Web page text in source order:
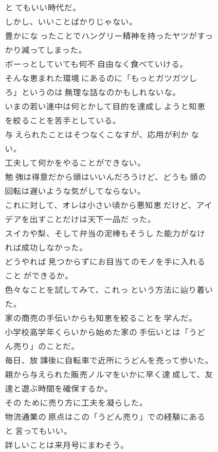
と てもいい時代だ。
しかし、いいことばかりじゃない。
豊かにな ったことでハングリー精神を持ったヤツがすっ
かり減ってしまった。
ボーっとしていても何不 自由なく食べていける。
そんな恵まれた環境 にあるのに「もっとガツガツし
ろ」というのは 無理な話なのかもしれないな。
いまの若い連中は何とかして目的を達成し ようと知恵
を絞ることを苦手としている。
与 えられたことはそつなくこなすが、応用が利か な
い。
工夫して何かをやることができない。
勉 強は得意だから頭はいいんだろうけど、どうも 頭の
回転は遅いような気がしてならない。
これに対して、オレは小さい頃から悪知恵 だけど、アイ
デアを出すことだけは天下一品だ った。
スイカや梨、そして弁当の泥棒もそうし た能力がなけ
れば成功しなかった。
どうやれば 見つからずにお目当てのモノを手に入れる
こと ができるか。
色々なことを試してみて、これっ という方法に辿り着い
た。
家の商売の手伝いからも知恵を絞ることを 学んだ。
小学校高学年くらいから始めた家の 手伝いとは「うど
ん売り」のことだ。
毎日、放 課後に自転車で近所にうどんを売って歩いた。
親から与えられた販売ノルマをいかに早く達 成して、友
達と遊ぶ時間を確保するか。
その ために売り方に工夫を凝らした。
物流通業の 原点はこの「うどん売り」での経験にある
と 言ってもいい。
詳しいことは来月号にまわそう。